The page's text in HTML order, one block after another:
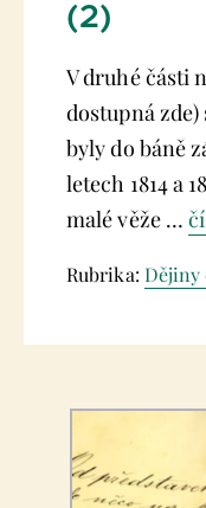
(2)
V druhé části
dostupná
byly do báně
letech 1814 a
malé věže …
Rubrika: Dějiny